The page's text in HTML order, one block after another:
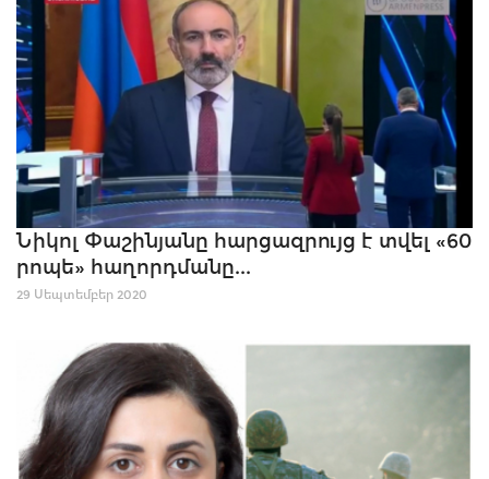
Նիկոլ Փաշինյանը հարցազրույց է տվել «60
րոպե» հաղորդմանը...
29 Սեպտեմբեր 2020